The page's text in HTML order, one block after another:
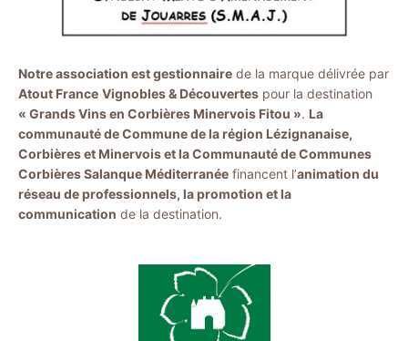
Notre association est gestionnaire de la marque délivrée par
Atout France Vignobles & Découvertes pour la destination
« Grands Vins en Corbières Minervois Fitou ». La
communauté de Commune de la région Lézignanaise,
Corbières et Minervois et la Communauté de Communes
Corbières Salanque Méditerranée financent l’animation du
réseau de professionnels, la promotion et la
communication de la destination.